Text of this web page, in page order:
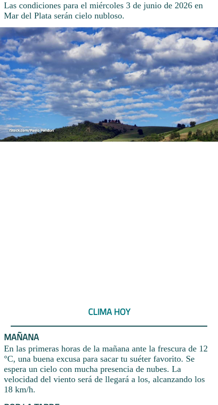
Las condiciones para el miércoles 3 de junio de 2026 en
Mar del Plata serán cielo nubloso.
CLIMA HOY
MAÑANA
En las primeras horas de la mañana ante la frescura de 12
°C, una buena excusa para sacar tu suéter favorito. Se
espera un cielo con mucha presencia de nubes. La
velocidad del viento será de llegará a los, alcanzando los
18 km/h.